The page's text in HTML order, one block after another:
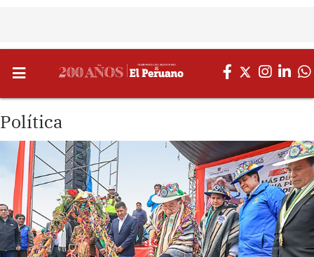
Política